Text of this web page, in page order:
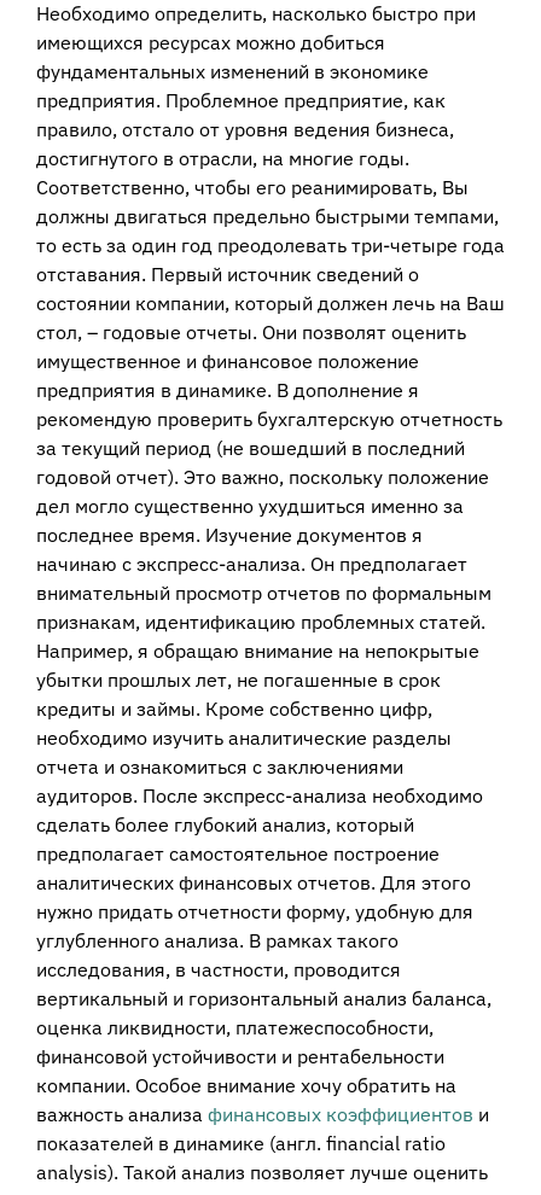
Необходимо определить, насколько быстро при
имеющихся ресурсах можно добиться
фундаментальных изменений в экономике
предприятия. Проблемное предприятие, как
правило, отстало от уровня ведения бизнеса,
достигнутого в отрасли, на многие годы.
Соответственно, чтобы его реанимировать, Вы
должны двигаться предельно быстрыми темпами,
то есть за один год преодолевать три-четыре года
отставания. Первый источник сведений о
состоянии компании, который должен лечь на Ваш
стол, – годовые отчеты. Они позволят оценить
имущественное и финансовое положение
предприятия в динамике. В дополнение я
рекомендую проверить бухгалтерскую отчетность
за текущий период (не вошедший в последний
годовой отчет). Это важно, поскольку положение
дел могло существенно ухудшиться именно за
последнее время. Изучение документов я
начинаю с экспресс-анализа. Он предполагает
внимательный просмотр отчетов по формальным
признакам, идентификацию проблемных статей.
Например, я обращаю внимание на непокрытые
убытки прошлых лет, не погашенные в срок
кредиты и займы. Кроме собственно цифр,
необходимо изучить аналитические разделы
отчета и ознакомиться с заключениями
аудиторов. После экспресс-анализа необходимо
сделать более глубокий анализ, который
предполагает самостоятельное построение
аналитических финансовых отчетов. Для этого
нужно придать отчетности форму, удобную для
углубленного анализа. В рамках такого
исследования, в частности, проводится
вертикальный и горизонтальный анализ баланса,
оценка ликвидности, платежеспособности,
финансовой устойчивости и рентабельности
компании. Особое внимание хочу обратить на
важность анализа финансовых коэффициентов и
показателей в динамике (англ. financial ratio
analysis). Такой анализ позволяет лучше оценить